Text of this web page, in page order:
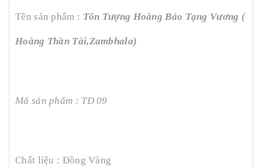
Tên sản phẩm : Tôn Tượng Hoàng Bảo Tạng Vương (
Hoàng Thần Tài,Zambhala)
Mã sản phẩm : TD 09
Chất liệu : Đồng Vàng